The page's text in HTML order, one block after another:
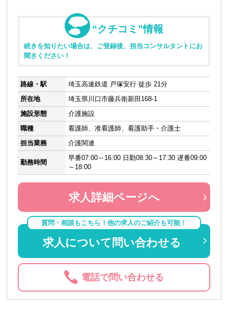
“クチコミ”情報
続きを知りたい場合は、ご登録後、担当コンサルタントにお
聞きください！
路線・駅
埼玉高速鉄道 戸塚安行 徒歩 21分
所在地
埼玉県川口市藤兵衛新田168-1
施設形態
介護施設
職種
看護師、准看護師、看護助手・介護士
担当業務
介護関連
勤務時間
早番07:00～16:00 日勤08:30～17:30 遅番09:00
～18:00
求人詳細ページへ
質問・相談もこちら！他の求人のご紹介も可能！
求人について問い合わせる
電話で問い合わせる